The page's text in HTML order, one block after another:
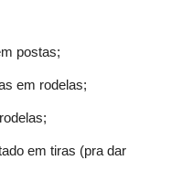
postas;
em rodelas;
em tiras (pra dar